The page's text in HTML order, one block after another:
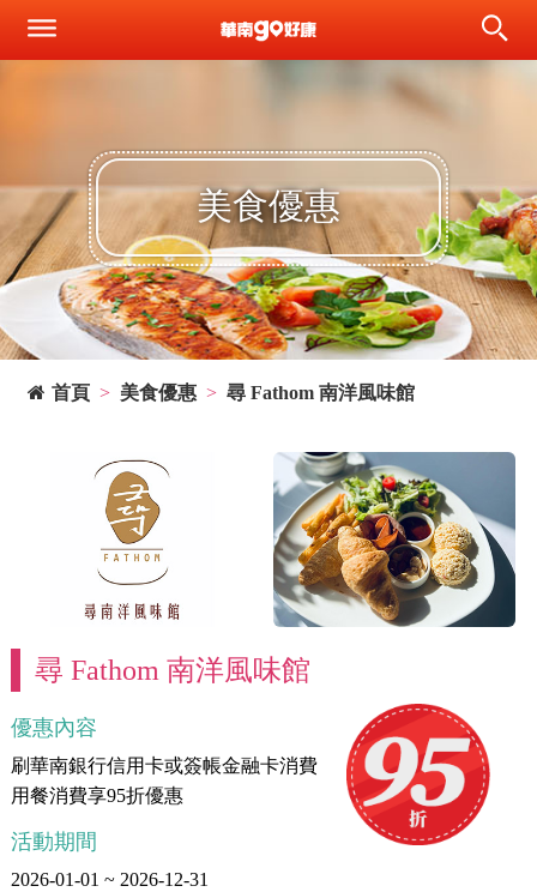
美食優惠
首頁 美食優惠 尋 Fathom 南洋風味館
尋 Fathom 南洋風味館
優惠內容
刷華南銀行信用卡或簽帳金融卡消費
用餐消費享95折優惠
活動期間
2026-01-01 ~ 2026-12-31